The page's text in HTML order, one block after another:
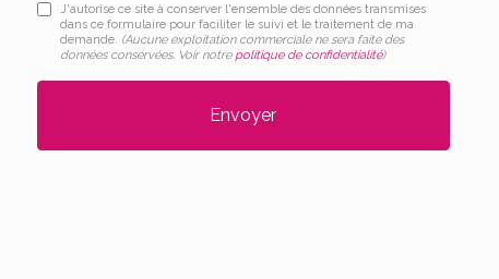
J'autorise ce site à conserver l'ensemble des données transmises
dans ce formulaire pour faciliter le suivi et le traitement de ma
demande. (Aucune exploitation commerciale ne sera faite des
données conservées. Voir notre politique de confidentialité)